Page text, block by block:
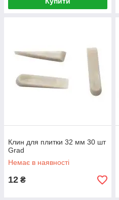
Клин для плитки 32 мм 30 шт
Grad
Немає в наявності
12 ₴